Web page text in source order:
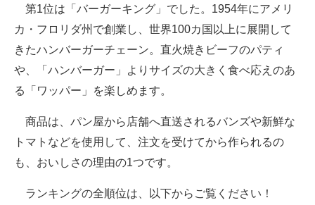
第1位は「バーガーキング」でした。1954年にアメリ
カ・フロリダ州で創業し、世界100カ国以上に展開して
きたハンバーガーチェーン。直火焼きビーフのパティ
や、「ハンバーガー」よりサイズの大きく食べ応えのあ
る「ワッパー」を楽しめます。
商品は、パン屋から店舗へ直送されるバンズや新鮮な
トマトなどを使用して、注文を受けてから作られるの
も、おいしさの理由の1つです。
ランキングの全順位は、以下からご覧ください！